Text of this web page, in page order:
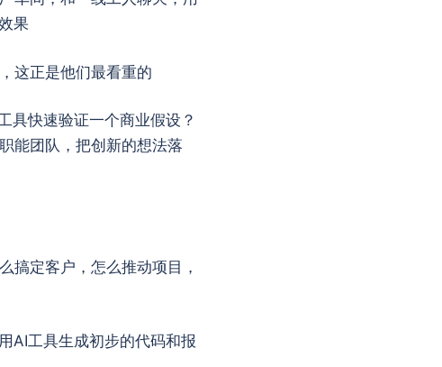
果
这正是他们最看重的
具快速验证一个商业假设？
能团队，把创新的想法落
搞定客户，怎么推动项目，
AI工具生成初步的代码和报